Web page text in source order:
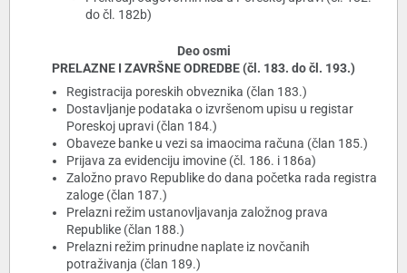
do čl. 182b)
Deo osmi
PRELAZNE I ZAVRŠNE ODREDBE (čl. 183. do čl. 193.)
Registracija poreskih obveznika (član 183.)
Dostavljanje podataka o izvršenom upisu u registar
Poreskoj upravi (član 184.)
Obaveze banke u vezi sa imaocima računa (član 185.)
Prijava za evidenciju imovine (čl. 186. i 186a)
Založno pravo Republike do dana početka rada registra
zaloge (član 187.)
Prelazni režim ustanovljavanja založnog prava
Republike (član 188.)
Prelazni režim prinudne naplate iz novčanih
potraživanja (član 189.)